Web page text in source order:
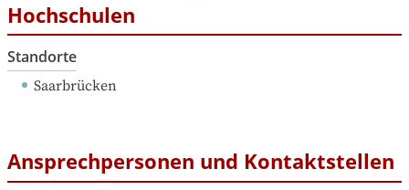
Hochschulen
Standorte
Saarbrücken
Ansprechpersonen und Kontaktstellen